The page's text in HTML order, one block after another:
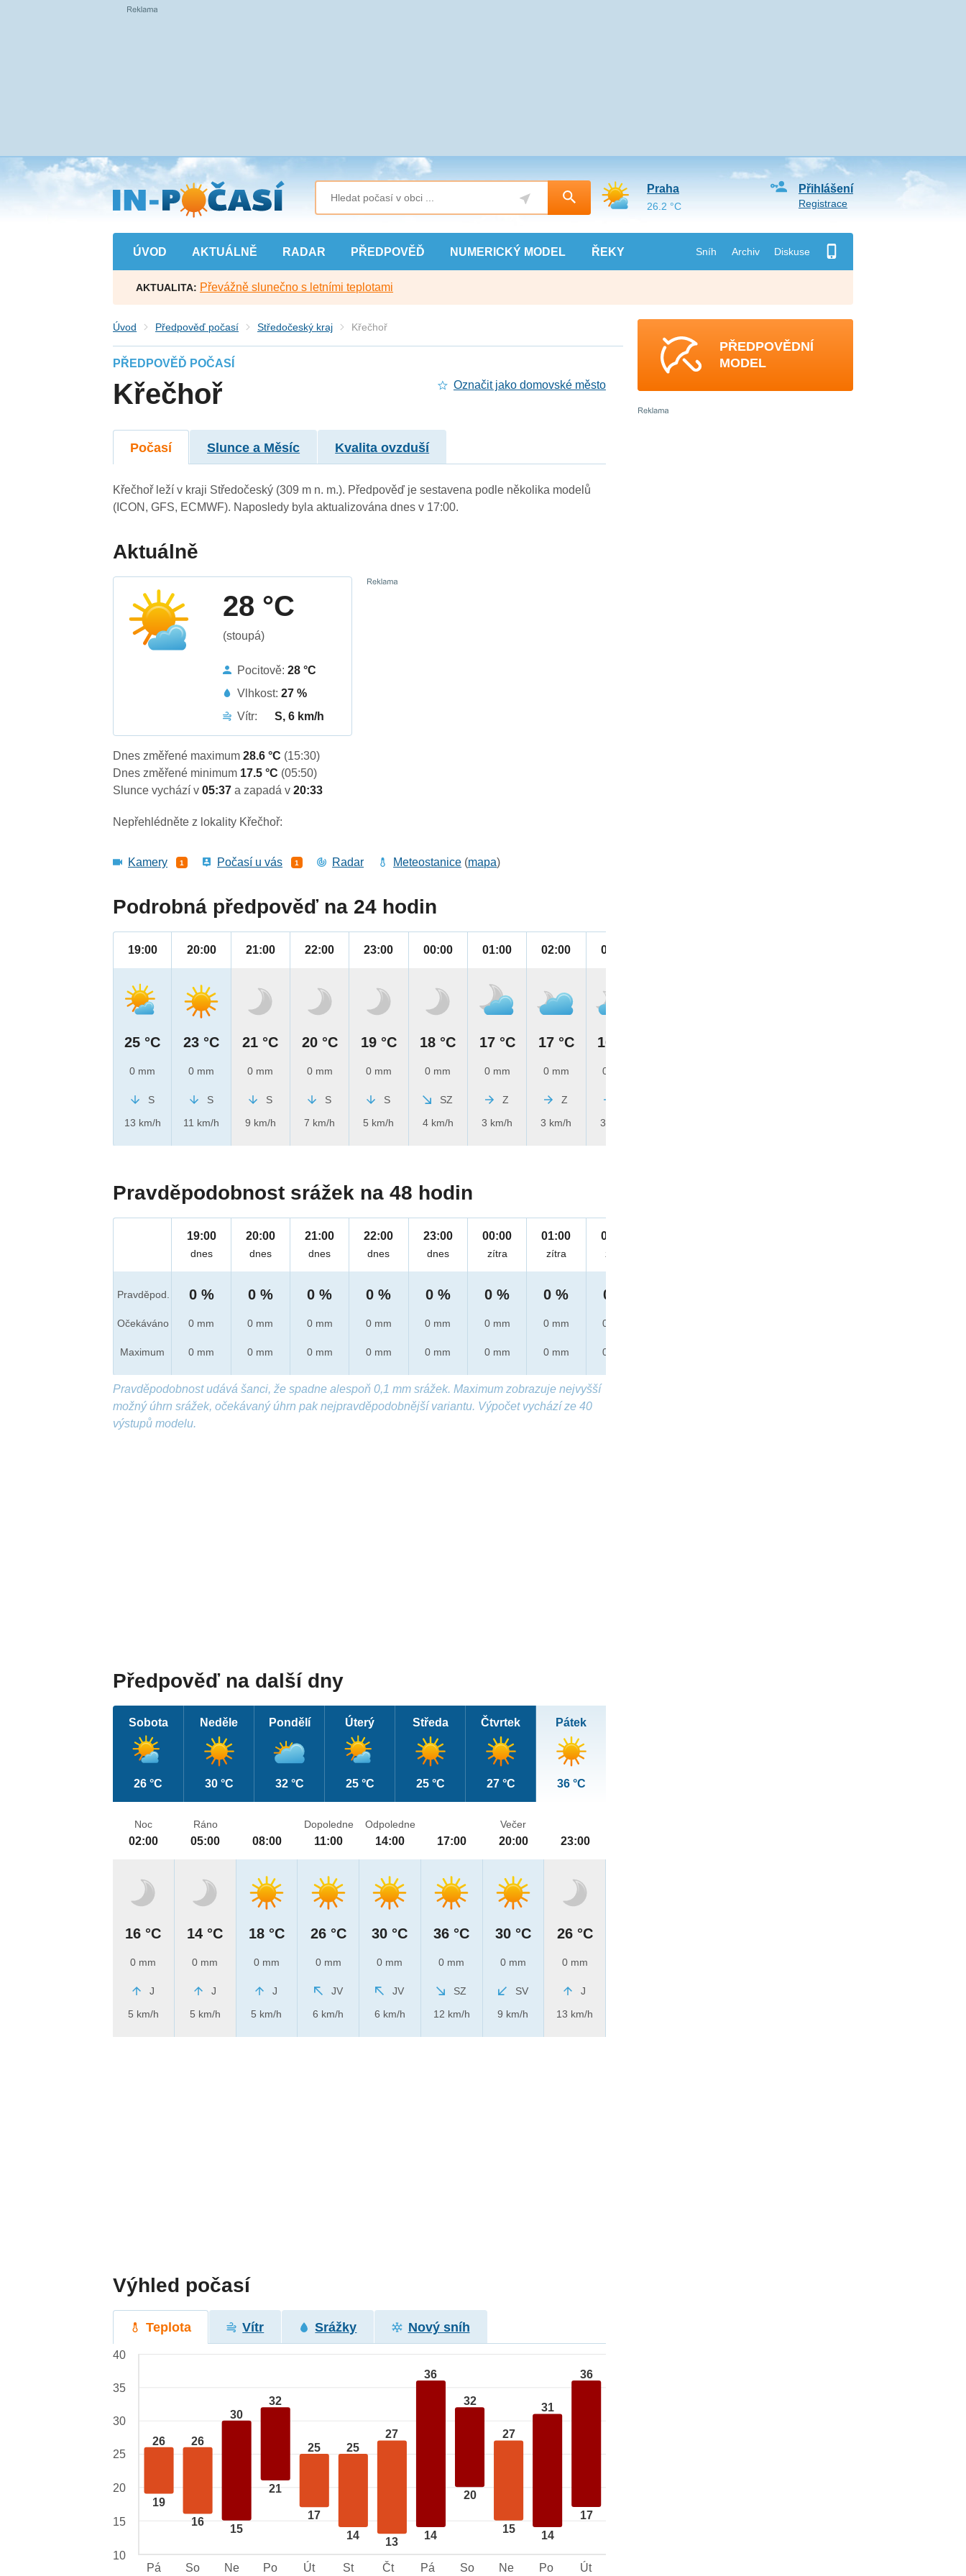
Přejít
na
hlavní
obsah
ÚVOD AKTUÁLNĚ RADAR PŘEDPOVĚĎ NUMERICKÝ MODEL ŘEKY Sníh Archiv Diskuse
Přihlášení
Registrace
Praha
26.2 °C
AKTUALITA: Převážně slunečno s letními teplotami
Úvod Předpověď počasí Středočeský kraj Křečhoř
PŘEDPOVĚĎ POČASÍ
Křečhoř Označit jako domovské město
Počasí Slunce a Měsíc Kvalita ovzduší
Křečhoř leží v kraji Středočeský (309 m n. m.). Předpověď je sestavena podle několika modelů
(ICON, GFS, ECMWF). Naposledy byla aktualizována dnes v 17:00.
Aktuálně
28 °C
(stoupá)
Pocitově:28 °C
Vlhkost:27 %
Vítr:
S, 6 km/h
Dnes změřené maximum28.6 °C (15:30)
Dnes změřené minimum 17.5 °C (05:50)
Slunce vychází v05:37a zapadá v20:33
Nepřehlédněte z lokality Křečhoř:
Kamery 1 Počasí u vás 1 Radar Meteostanice (mapa)
Podrobná předpověď na 24 hodin
19:00
25 °C
0 mm
S
13 km/h
20:00
23 °C
0 mm
S
11 km/h
21:00
21 °C
0 mm
S
9 km/h
22:00
20 °C
0 mm
S
7 km/h
23:00
19 °C
0 mm
S
5 km/h
00:00
18 °C
0 mm
SZ
4 km/h
01:00
17 °C
0 mm
Z
3 km/h
02:00
17 °C
0 mm
Z
3 km/h
03:00
16 °C
0 mm
3 km/h
Pravděpodobnost srážek na 48 hodin
Pravděpod.
Očekáváno
Maximum
19:00
dnes
0 %
0 mm
0 mm
20:00
dnes
0 %
0 mm
0 mm
21:00
dnes
0 %
0 mm
0 mm
22:00
dnes
0 %
0 mm
0 mm
23:00
dnes
0 %
0 mm
0 mm
00:00
zítra
0 %
0 mm
0 mm
01:00
zítra
0 %
0 mm
0 mm
02:00
zítra
0 %
0 mm
0 mm
Pravděpodobnost udává šanci, že spadne alespoň 0,1 mm srážek. Maximum zobrazuje nejvyšší
možný úhrn srážek, očekávaný úhrn pak nejpravděpodobnější variantu. Výpočet vychází ze 40
výstupů modelu.
Předpověď na další dny
Sobota
26 °C
Neděle
30 °C
Pondělí
32 °C
Úterý
25 °C
Středa
25 °C
Čtvrtek
27 °C
Pátek
36 °C
Noc
02:00
16 °C
0 mm
J
5 km/h
Ráno
05:00
14 °C
0 mm
J
5 km/h
08:00
18 °C
0 mm
J
5 km/h
Dopoledne
11:00
26 °C
0 mm
JV
6 km/h
Odpoledne
14:00
30 °C
0 mm
JV
6 km/h
17:00
36 °C
0 mm
SZ
12 km/h
Večer
20:00
30 °C
0 mm
SV
9 km/h
23:00
26 °C
0 mm
J
13 km/h
Výhled počasí
Teplota Vítr Srážky Nový sníh
26
19
26
16
30
15
32
21
25
17
25
14
27
13
36
14
32
20
27
15
31
14
36
17
40
35
30
25
20
15
10
Pá
So Ne Po Út St Čt Pá So Ne Po Út
PŘEDPOVĚDNÍ
MODEL